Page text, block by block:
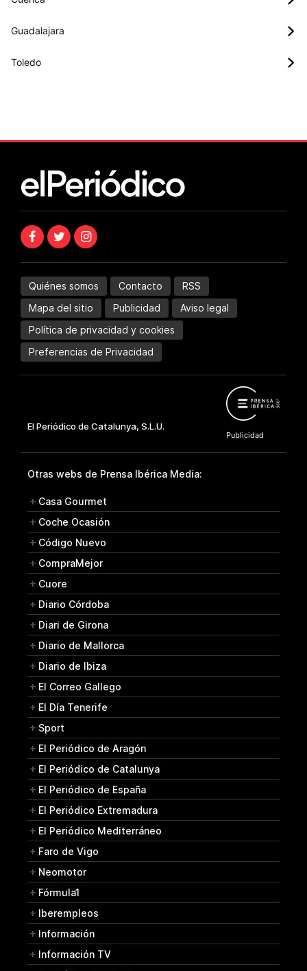
Guadalajara
Toledo
Quiénes somos Contacto
RSS
Mapa del sitio
Publicidad
Aviso legal
Política de privacidad y cookies
Preferencias de Privacidad
Otras webs de Prensa Ibérica Media:
Casa Gourmet
Coche Ocasión
Código Nuevo
CompraMejor
Cuore
Diario Córdoba
Diari de Girona
Diario de Mallorca
Diario de Ibiza
El Correo Gallego
El Día Tenerife
Sport
El Periódico de Aragón
El Periódico de Catalunya
El Periódico de España
El Periódico Extremadura
El Periódico Mediterráneo
Faro de Vigo
Neomotor
Fórmula1
Iberempleos
Información
Información TV